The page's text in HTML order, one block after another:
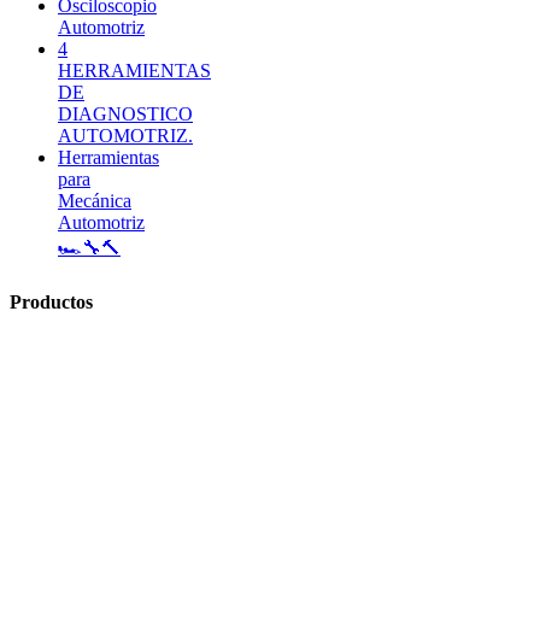
Osciloscopio
Automotriz
4
HERRAMIENTAS
DE
DIAGNOSTICO
AUTOMOTRIZ.
Herramientas
para
Mecánica
Automotriz
🏎🔧🔨
Productos